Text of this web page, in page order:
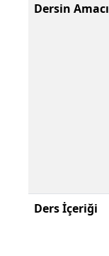
Dersin Amacı
Ders İçeriği